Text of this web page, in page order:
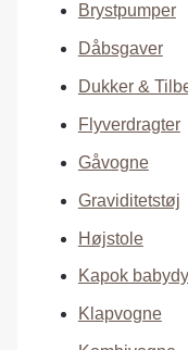
Brystpumper
Dåbsgaver
Dukker &
Flyverdragter
Gåvogne
Graviditetstøj
Højstole
Kapok
Klapvogne